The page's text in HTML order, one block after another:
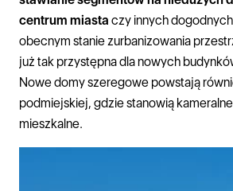
centrum miasta czy innych
obecnym stanie zurbanizowania
już tak przystępna dla nowych
Nowe domy szeregowe powstają
podmiejskiej, gdzie stanowią
mieszkalne.